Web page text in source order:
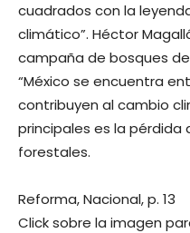
cuadrados con la
climático”. Héctor
campaña de bosques
“México se encuentra
contribuyen al cambio
principales es la pérdida
forestales.
Reforma, Nacional, p. 13
Click sobre la imagen